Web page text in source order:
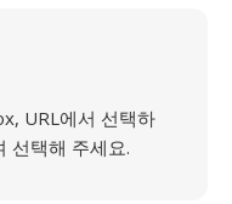
URL에서 선택하
선택해 주세요.